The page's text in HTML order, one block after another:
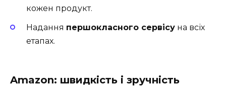
кожен продукт.
Надання першокласного сервісу на всіх
етапах.
Amazon: швидкість і зручність